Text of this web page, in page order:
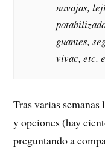
navajas,
guantes,
vivac, etc.
Tras varias
y opciones (hay
preguntando a